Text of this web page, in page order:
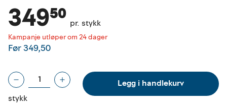
Kampanje utløper om 24 dager
349⁵⁰ pr. stykk
Før349,50
stykk
Legg i handlekurv